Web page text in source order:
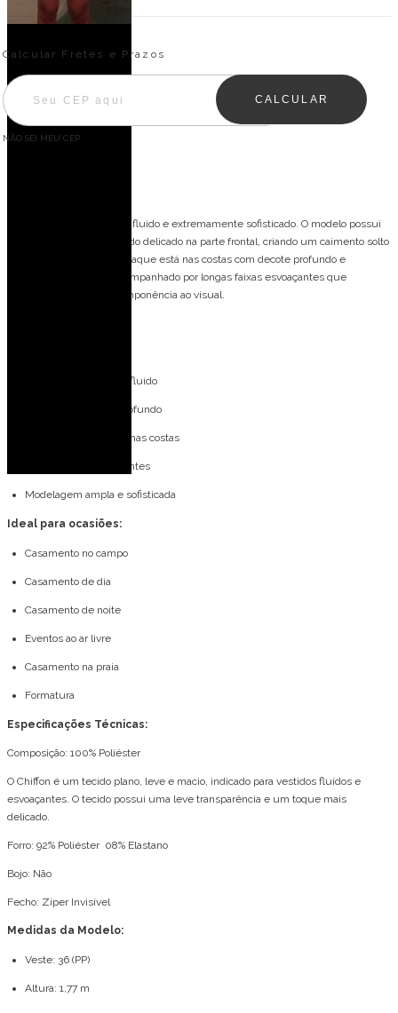
Entregas para o CEP:
Calcular Fretes e Prazos
CALCULAR
NÃO SEI MEU CEP
Vestido longo com design fluido e extremamente sofisticado. O modelo possui
decote halter com drapeado delicado na parte frontal, criando um caimento solto
e elegante. O grande destaque está nas costas com decote profundo e
drapeado em cascata, acompanhado por longas faixas esvoaçantes que
conferem movimento e imponência ao visual.
Frente com drapeado fluido
Costas com decote profundo
Drapeado em cascata nas costas
Faixas longas esvoaçantes
Modelagem ampla e sofisticada
Ideal para ocasiões:
Casamento no campo
Casamento de dia
Casamento de noite
Eventos ao ar livre
Casamento na praia
Formatura
Especificações Técnicas:
Composição: 100% Poliéster
O Chiffon é um tecido plano, leve e macio, indicado para vestidos fluídos e
esvoaçantes. O tecido possui uma leve transparência e um toque mais
delicado.
Forro: 92% Poliéster 08% Elastano
Bojo: Não
Fecho: Zíper Invisível
Medidas da Modelo:
Veste: 36 (PP)
Altura: 1,77 m